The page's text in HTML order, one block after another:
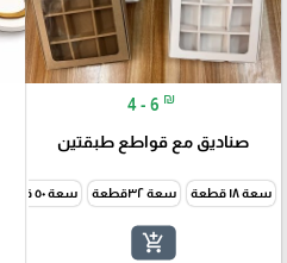
4 - 6 ₪
صناديق مع قواطع طبقتين
سعة ١٨ قطعة سعة ٣٢قطعة سعة ٥٠ قطعة
add_shopping_cart